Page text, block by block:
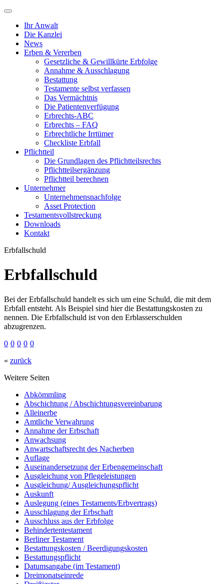
Ihr Anwalt
Die Kanzlei
News
Erben & Vererben
Gesetzliche & Gewillkürte Erbfolge
Annahme & Ausschlagung
Bestattung
Testamente selbst verfassen
Das Vermächtnis
Die Patientenverfügung
Erbrechts-ABC
Erbrechts – FAQ
Erbrechtliche Irrtümer
Checkliste Erbfall
Pflichtteil
Die Grundlagen des Pflichtteilsrechts
Pflichtteilsergänzung
Pflichtteil berechnen
Unternehmer
Unternehmensnachfolge
Asset Protection
Testamentsvollstreckung
Downloads
Kontakt
Erbfallschuld
Erbfallschuld
Bei der Erbfallschuld handelt es sich um eine Schuld, die mit dem
Erbfall entsteht. Als Beispiel sind hier die Bestattungskosten zu
nennen. Die Erbfallschuld ist von den Erblasserschulden
abzugrenzen.
0 0 0 0 0
« zurück
Weitere Seiten
Abkömmling
Abschichtung / Abschichtungsvereinbarung
Alleinerbe
Amtliche Verwahrung
Annahme der Erbschaft
Anwachsung
Anwartschaftsrecht des Nacherben
Auflage
Auseinandersetzung der Erbengemeinschaft
Ausgleichung von Pflegeleistungen
Ausgleichung/ Ausgleichungspflicht
Auskunft
Auslegung (eines Testaments/Erbvertrags)
Ausschlagung der Erbschaft
Ausschluss aus der Erbfolge
Behindertentestament
Berliner Testament
Bestattungskosten / Beerdigungskosten
Bestattungspflicht
Datumsangabe (im Testament)
Dreimonatseinrede